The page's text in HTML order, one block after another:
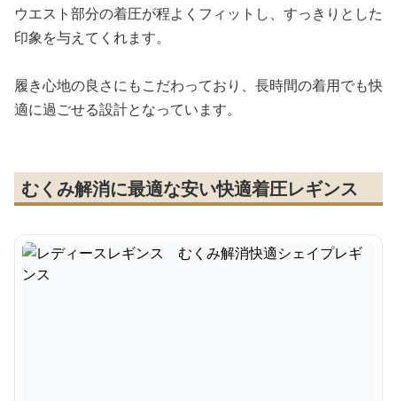
ウエスト部分の着圧が程よくフィットし、すっきりとした
印象を与えてくれます。
履き心地の良さにもこだわっており、長時間の着用でも快
適に過ごせる設計となっています。
むくみ解消に最適な安い快適着圧レギンス